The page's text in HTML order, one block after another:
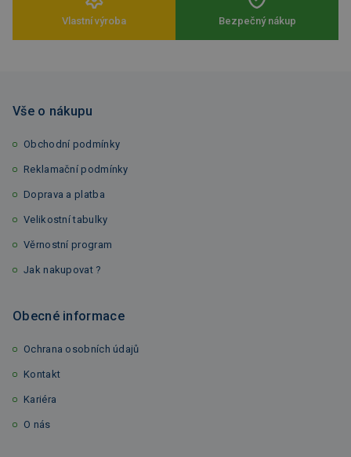
Vlastní výroba Bezpečný nákup
Vše o nákupu
Obchodní podmínky
Reklamační podmínky
Doprava a platba
Velikostní tabulky
Věrnostní program
Jak nakupovat ?
Obecné informace
Ochrana osobních údajů
Kontakt
Kariéra
O nás